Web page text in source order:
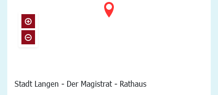
Stadt Langen - Der Magistrat - Rathaus